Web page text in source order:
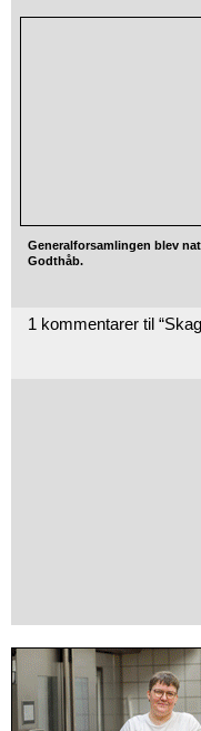
Generalforsamlingen blev
Godthåb.
1 kommentarer til